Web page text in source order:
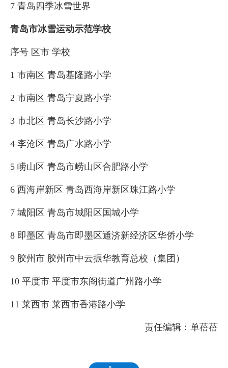
7 青岛四季冰雪世界
青岛市冰雪运动示范学校
序号 区市 学校
1 市南区 青岛基隆路小学
2 市南区 青岛宁夏路小学
3 市北区 青岛长沙路小学
4 李沧区 青岛广水路小学
5 崂山区 青岛市崂山区合肥路小学
6 西海岸新区 青岛西海岸新区珠江路小学
7 城阳区 青岛市城阳区国城小学
8 即墨区 青岛市即墨区通济新经济区华侨小学
9 胶州市 胶州市中云振华教育总校（集团）
10 平度市 平度市东阁街道广州路小学
11 莱西市 莱西市香港路小学
责任编辑：单蓓蓓